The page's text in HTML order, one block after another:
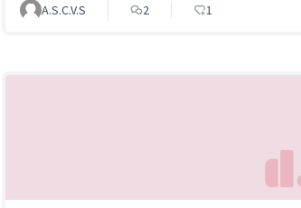
A.S.C.V.S 2 1